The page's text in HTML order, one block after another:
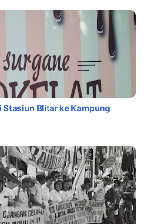
Stasiun Blitar ke Kampung